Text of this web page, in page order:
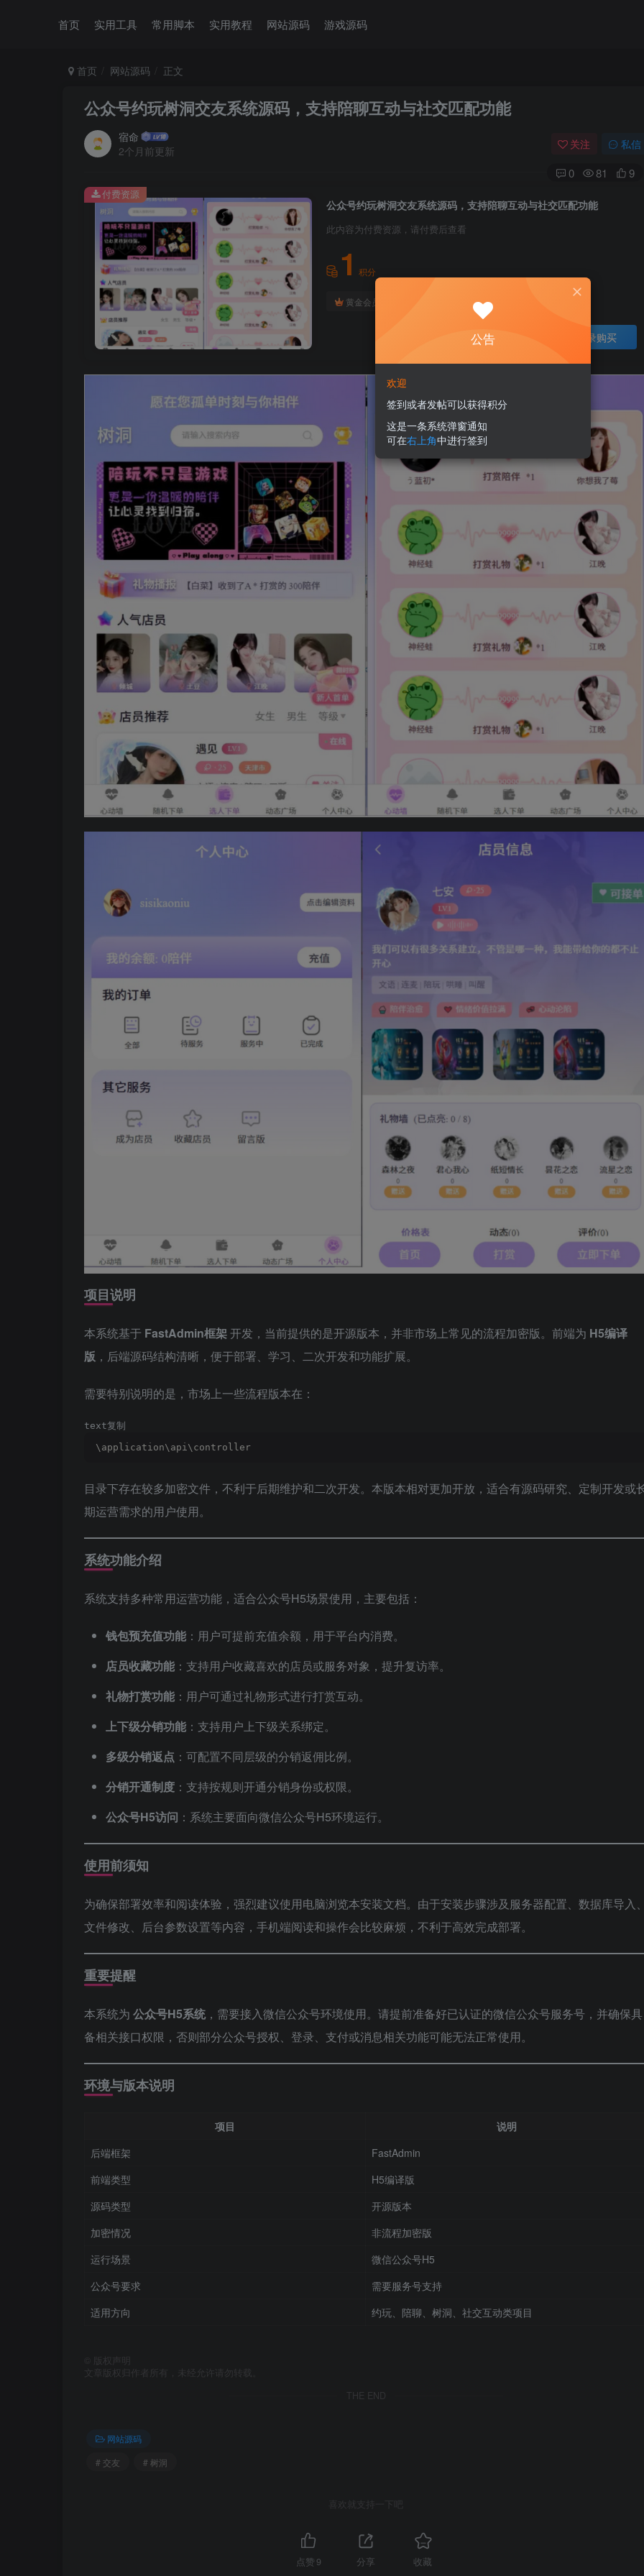
首页 实用工具 常用脚本 实用教程 网站源码 游戏源码
首页 网站源码 正文
公众号约玩树洞交友系统源码，支持陪聊互动与社交匹配功能
宿命
2个月前更新
关注 私信
0 81 9
公众号约玩树洞交友系统源码，支持陪聊互动与社交匹配功能
此内容为付费资源，请付费后查看
1 积分
黄金会员 免费
登录购买
付费资源
项目说明
本系统基于 FastAdmin框架 开发，当前提供的是开源版本，并非市场上常见的流程加密版。前端为 H5编译
版 ，后端源码结构清晰，便于部署、学习、二次开发和功能扩展。
需要特别说明的是，市场上一些流程版本在：
text复制
\application\api\controller
目录下存在较多加密文件，不利于后期维护和二次开发。本版本相对更加开放，适合有源码研究、定制开发或
期运营需求的用户使用。
系统功能介绍
系统支持多种常用运营功能，适合公众号H5场景使用，主要包括：
钱包预充值功能 ：用户可提前充值余额，用于平台内消费。
店员收藏功能 ：支持用户收藏喜欢的店员或服务对象，提升复访率。
礼物打赏功能 ：用户可通过礼物形式进行打赏互动。
上下级分销功能 ：支持用户上下级关系绑定。
多级分销返点 ：可配置不同层级的分销返佣比例。
分销开通制度 ：支持按规则开通分销身份或权限。
公众号H5访问 ：系统主要面向微信公众号H5环境运行。
使用前须知
为确保部署效率和阅读体验，强烈建议使用电脑浏览本安装文档。由于安装步骤涉及服务器配置、数据库导入
文件修改、后台参数设置等内容，手机端阅读和操作会比较麻烦，不利于高效完成部署。
重要提醒
本系统为 公众号H5系统，需要接入微信公众号环境使用。请提前准备好已认证的微信公众号服务号，并确保具
备相关接口权限，否则部分公众号授权、登录、支付或消息相关功能可能无法正常使用。
环境与版本说明
项目
说明
后端框架
FastAdmin
前端类型
H5编译版
源码类型
开源版本
加密情况
非流程加密版
运行场景
微信公众号H5
公众号要求
需要服务号支持
适用方向
约玩、陪聊、树洞、社交互动类项目
版权声明
文章版权归作者所有，未经允许请勿转载。
THE END
网站源码
# 交友
# 树洞
喜欢就支持一下吧
点赞 9 分享 收藏
公告
欢迎
签到或者发帖可以获得积分
这是一条系统弹窗通知
可在右上角中进行签到